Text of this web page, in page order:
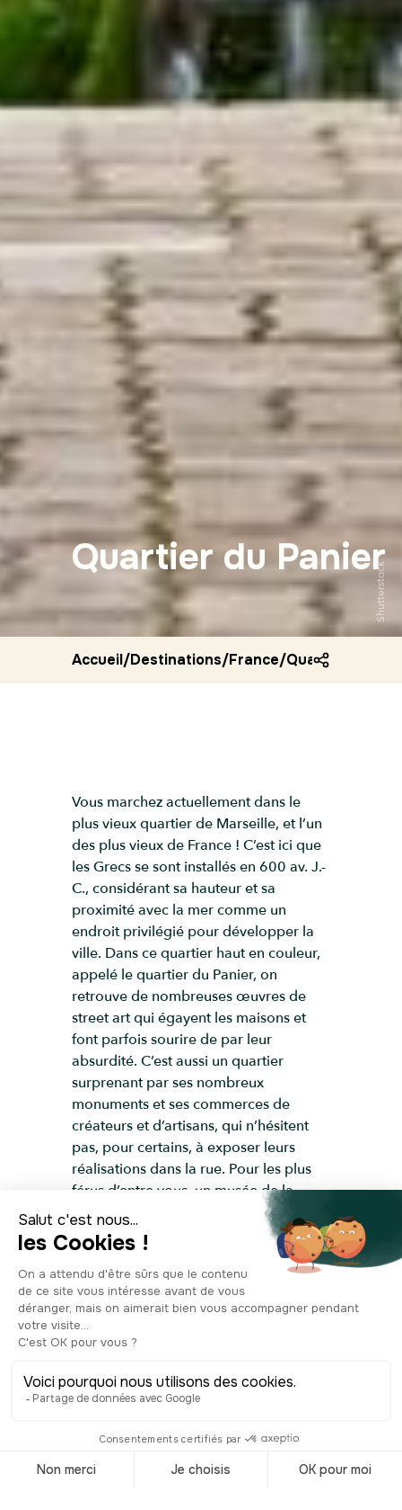
Quartier du Panier
Shutterstock
Accueil/Destinations/France/Quartier du
Vous marchez actuellement dans le
plus vieux quartier de Marseille, et l’un
des plus vieux de France ! C’est ici que
les Grecs se sont installés en 600 av. J.-
C., considérant sa hauteur et sa
proximité avec la mer comme un
endroit privilégié pour développer la
ville. Dans ce quartier haut en couleur,
appelé le quartier du Panier, on
retrouve de nombreuses œuvres de
street art qui égayent les maisons et
font parfois sourire de par leur
absurdité. C’est aussi un quartier
surprenant par ses nombreux
monuments et ses commerces de
créateurs et d’artisans, qui n’hésitent
pas, pour certains, à exposer leurs
réalisations dans la rue. Pour les plus
férus d’entre vous, un musée de la
pétanque vous attend et vous raconte
l’histoire de ce sport si typique du sud
de la France !